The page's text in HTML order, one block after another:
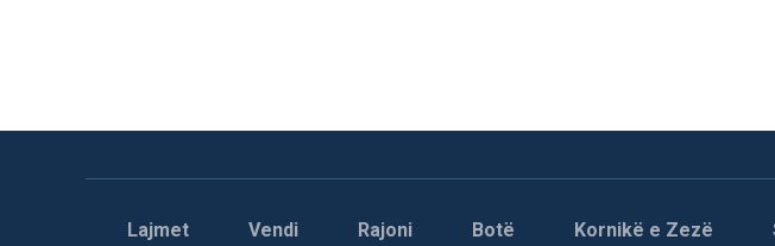
Lajmet Vendi Rajoni Botë Kornikë e Zezë